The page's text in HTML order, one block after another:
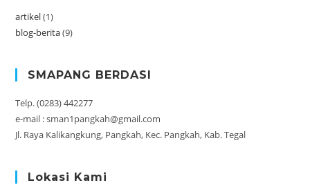
artikel(1)
blog-berita(9)
SMAPANG BERDASI
Telp. (0283) 442277
e-mail : sman1pangkah@gmail.com
Jl. Raya Kalikangkung, Pangkah, Kec. Pangkah, Kab. Tegal
Lokasi Kami